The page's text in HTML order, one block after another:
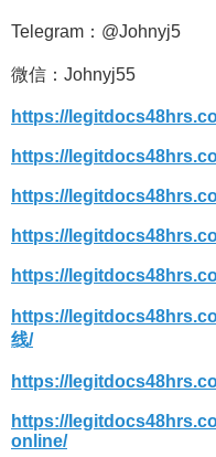
Telegram：@Johnyj5
微信：Johnyj55
https://
https://
https://
https://
https://
https://
线/
https://
https://
online/